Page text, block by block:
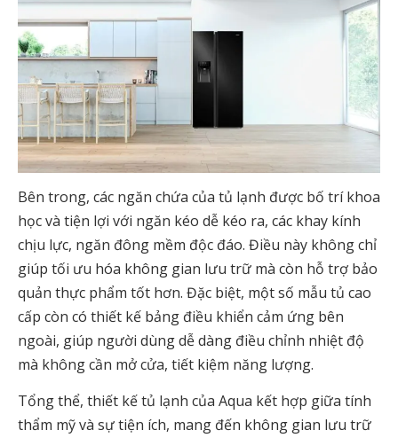
Bên trong, các ngăn chứa của tủ lạnh được bố trí khoa
học và tiện lợi với ngăn kéo dễ kéo ra, các khay kính
chịu lực, ngăn đông mềm độc đáo. Điều này không chỉ
giúp tối ưu hóa không gian lưu trữ mà còn hỗ trợ bảo
quản thực phẩm tốt hơn. Đặc biệt, một số mẫu tủ cao
cấp còn có thiết kế bảng điều khiển cảm ứng bên
ngoài, giúp người dùng dễ dàng điều chỉnh nhiệt độ
mà không cần mở cửa, tiết kiệm năng lượng.
Tổng thể, thiết kế tủ lạnh của Aqua kết hợp giữa tính
thẩm mỹ và sự tiện ích, mang đến không gian lưu trữ